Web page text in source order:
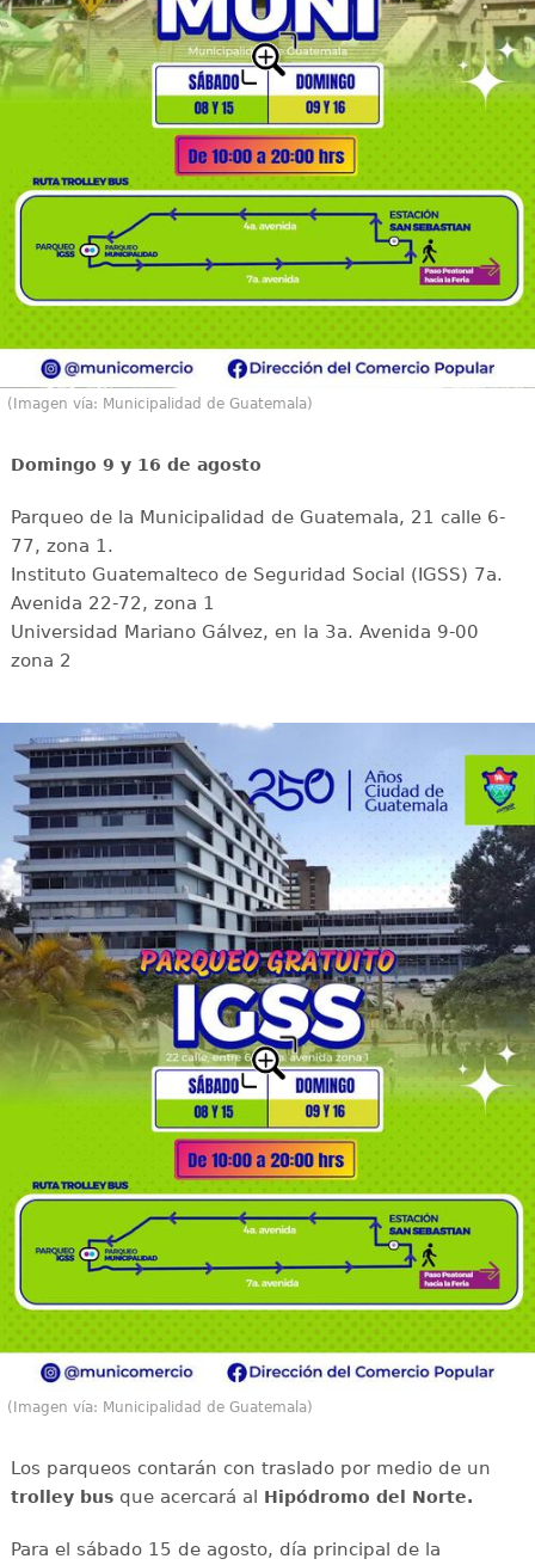
(Imagen vía: Municipalidad de Guatemala)
Domingo 9 y 16 de agosto
Parqueo de la Municipalidad de Guatemala, 21 calle 6-
77, zona 1.
Instituto Guatemalteco de Seguridad Social (IGSS) 7a.
Avenida 22-72, zona 1
Universidad Mariano Gálvez, en la 3a. Avenida 9-00
zona 2
(Imagen vía: Municipalidad de Guatemala)
Los parqueos contarán con traslado por medio de un
trolley busque acercará al Hipódromo del Norte.
Para el sábado 15 de agosto, día principal de la